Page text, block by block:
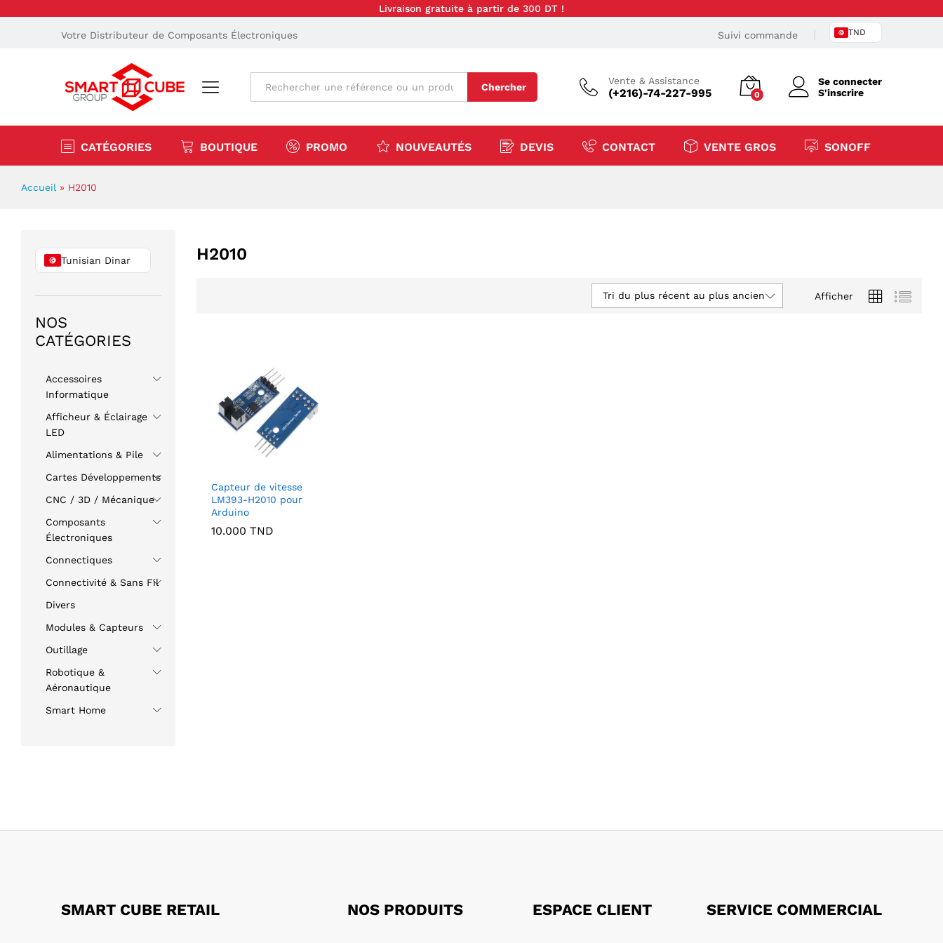
Livraison gratuite à partir de 300 DT !
Votre Distributeur de Composants Électroniques Suivi commande TND
Tout Chercher
Vente & Assistance
(+216)-74-227-995 0
Se connecter
S'inscrire
CATÉGORIES BOUTIQUE PROMO NOUVEAUTÉS DEVIS CONTACT VENTE GROS SONOFF
Accueil » H2010
H2010
Afficher
Tri du plus récent au plus ancien
Capteur de vitesse
LM393-H2010 pour
Arduino
10.000 TND
Tunisian Dinar
NOS
CATÉGORIES
Accessoires
Informatique
Afficheur & Éclairage
LED
Alimentations & Pile
Cartes Développements
CNC / 3D / Mécanique
Composants
Électroniques
Connectiques
Connectivité & Sans Fil
Divers
Modules & Capteurs
Outillage
Robotique &
Aéronautique
Smart Home
SMART CUBE RETAIL NOS PRODUITS ESPACE CLIENT SERVICE COMMERCIAL